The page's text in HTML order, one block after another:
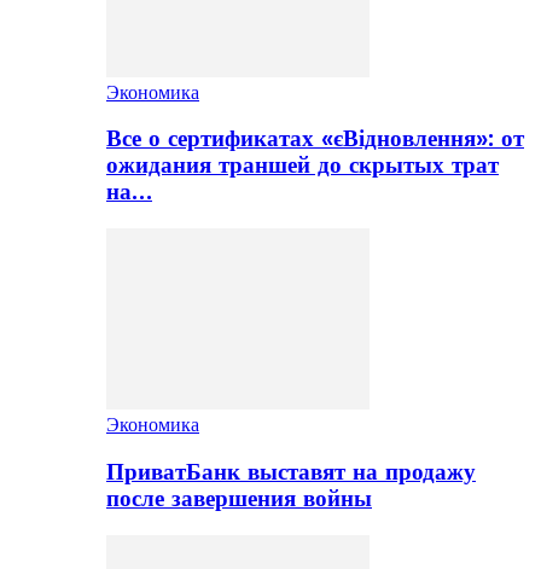
Экономика
Все о сертификатах «єВідновлення»: от
ожидания траншей до скрытых трат
на…
Экономика
ПриватБанк выставят на продажу
после завершения войны